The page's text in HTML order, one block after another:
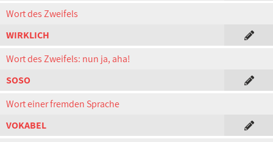
Wort des Zweifels
WIRKLICH
Wort des Zweifels: nun ja, aha!
SOSO
Wort einer fremden Sprache
VOKABEL